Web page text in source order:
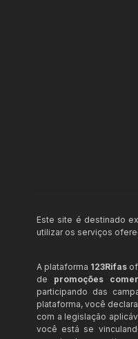
Este site é destinado
utilizar os serviços
A plataforma 123Rifas
de promoções
participando das
plataforma, você
com a legislação
você está se